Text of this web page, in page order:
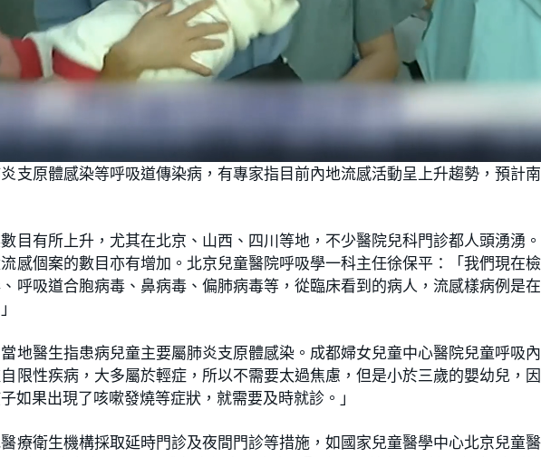
支原體感染等呼吸道傳染病，有專家指目前內地流感活動呈上升趨勢，預計
目有所上升，尤其在北京、山西、四川等地，不少醫院兒科門診都人頭湧湧
感個案的數目亦有增加。北京兒童醫院呼吸學一科主任徐保平：「我們現在
呼吸道合胞病毒、鼻病毒、偏肺病毒等，從臨床看到的病人，流感樣病例是
地醫生指患病兒童主要屬肺炎支原體感染。成都婦女兒童中心醫院兒童呼吸
限性疾病，大多屬於輕症，所以不需要太過焦慮，但是小於三歲的嬰幼兒，
如果出現了咳嗽發燒等症狀，就需要及時就診。」
療衛生機構採取延時門診及夜間門診等措施，如國家兒童醫學中心北京兒童